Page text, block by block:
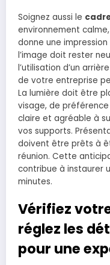
Soignez aussi le
environnement
donne une
l’image doit rester
l’utilisation d’un
de votre entreprise
La lumière doit être
visage, de
claire et agréable à
vos supports.
doivent être prêts à
réunion. Cette
contribue à instaurer
minutes.
Vérifiez
réglez les
pour une